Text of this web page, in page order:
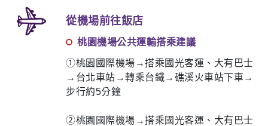
從機場前往飯店
桃園機場公共運輸搭乘建議
①桃園國際機場→搭乘國光客運、大有巴士
→台北車站→轉乘台鐵→礁溪火車站下車→
步行約5分鐘
②桃園國際機場→搭乘國光客運、大有巴士